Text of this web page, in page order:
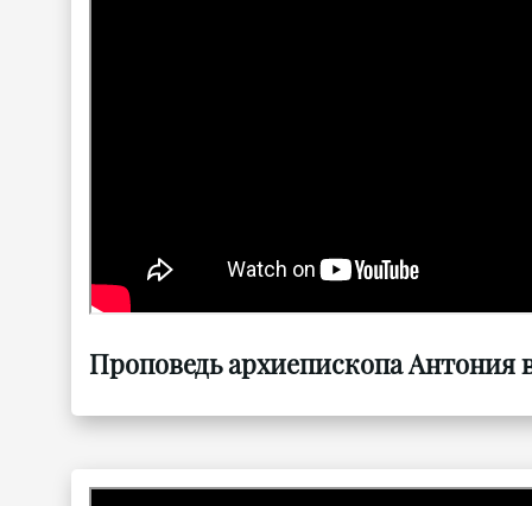
Проповедь архиепископа Антония